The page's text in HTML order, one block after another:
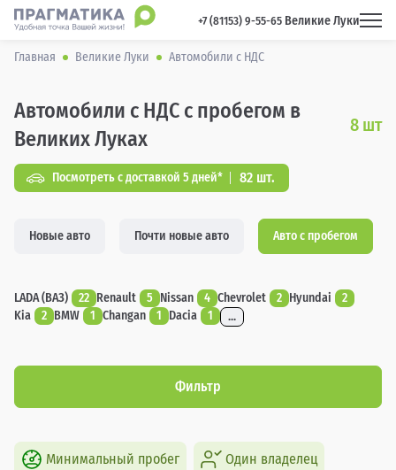
+7 (81153) 9-55-65 Великие Луки
Главная Великие Луки Автомобили с НДС
Автомобили с НДС с пробегом в
Великих Луках
8 шт
Посмотреть с доставкой 5 дней* 82 шт.
Новые авто Почти новые авто Авто с пробегом
LADA (ВАЗ) 22 Renault 5 Nissan 4 Chevrolet 2 Hyundai
2
Kia
2 BMW 1 Changan 1 Dacia 1 ...
Фильтр
Минимальный пробег Один владелец